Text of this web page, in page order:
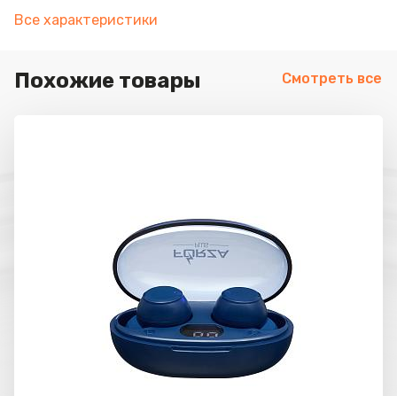
Все характеристики
Похожие товары Смотреть все